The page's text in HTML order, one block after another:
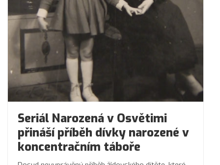
Seriál Narozená v Osvětimi
přináší příběh dívky narozené v
koncentračním táboře